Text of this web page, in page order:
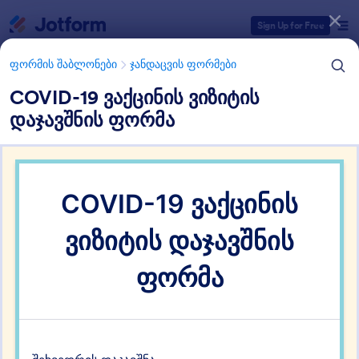
Sign Up for Free
ფორმის შაბლონები ჯანდაცვის ფორმები
COVID-19 ვაქცინის ვიზიტის
დაჯავშნის ფორმა
კორონავირუსის
გამოხმაურების ფორმები
78 შაბლონები
ფორმის შაბლონების კატეგორიები